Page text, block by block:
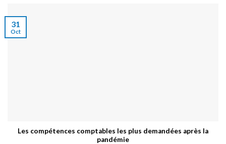
Les compétences comptables les plus demandées après la
pandémie
31
Oct